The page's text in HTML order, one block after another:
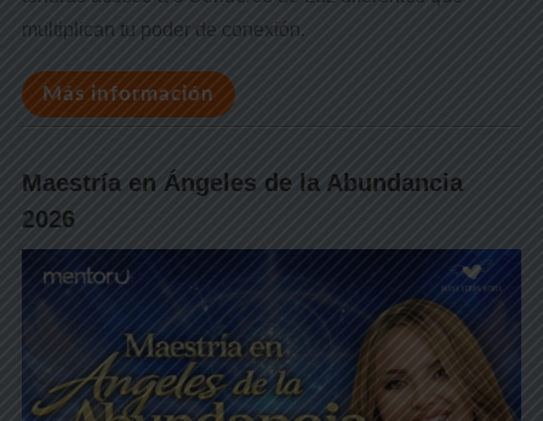
multiplican tu poder de conexión.
Más información
Maestría en Ángeles de la Abundancia
2026